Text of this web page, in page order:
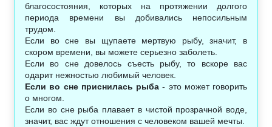
благосостояния, которых на протяжении долгого
периода времени вы добивались непосильным
трудом.
Если во сне вы щупаете мертвую рыбу, значит, в
скором времени, вы можете серьезно заболеть.
Если во сне довелось съесть рыбу, то вскоре вас
одарит нежностью любимый человек.
Если во сне приснилась рыба - это может говорить
о многом.
Если во сне рыба плавает в чистой прозрачной воде,
значит, вас ждут отношения с человеком вашей мечты.